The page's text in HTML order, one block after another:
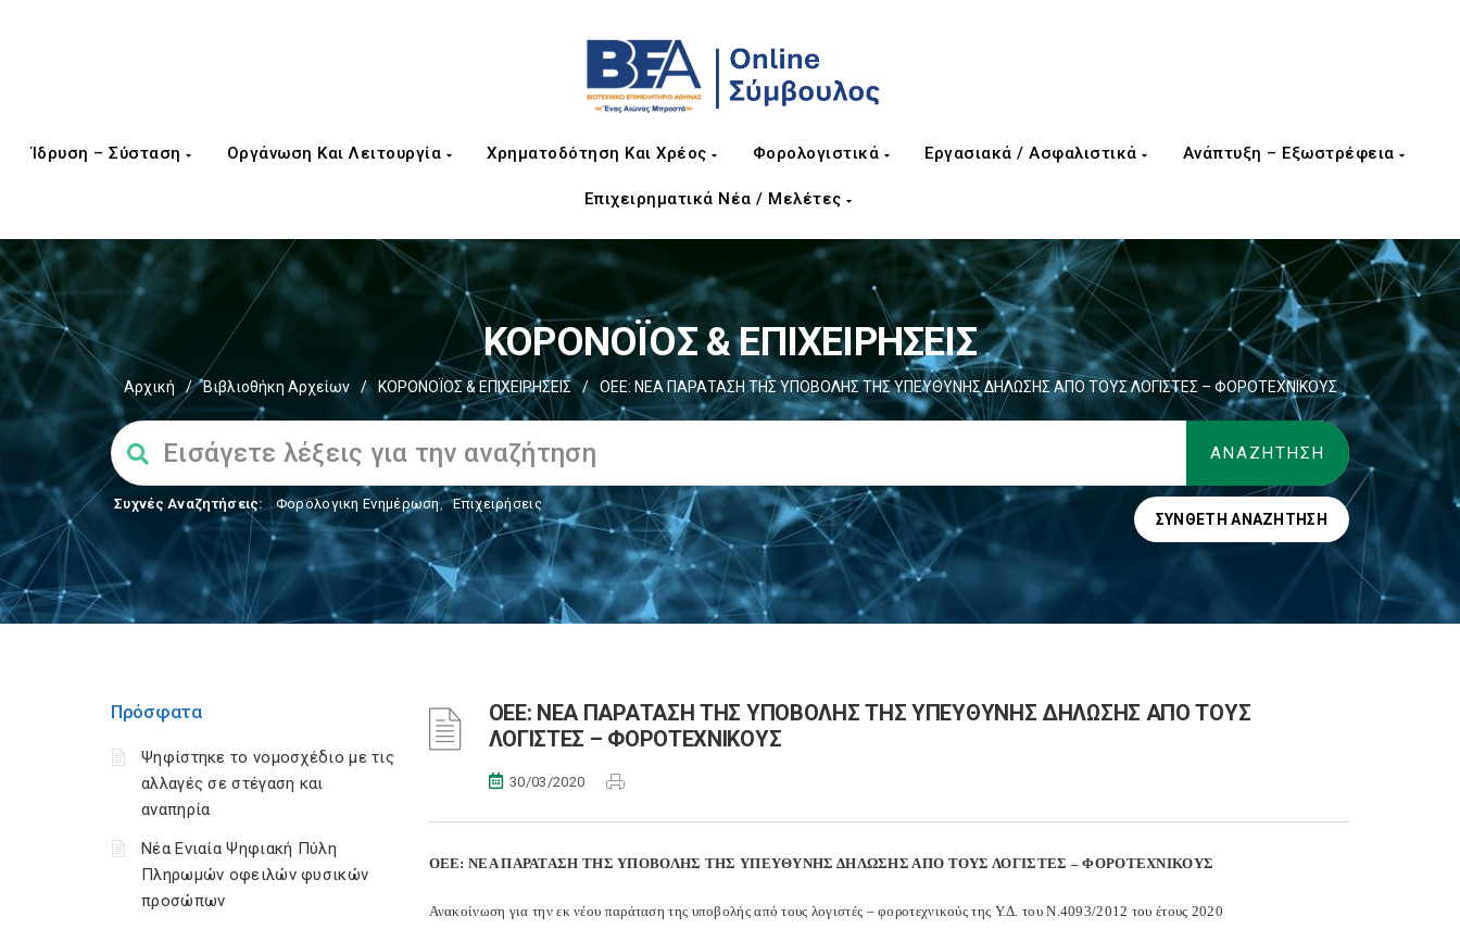
Ίδρυση – Σύσταση Οργάνωση Και Λειτουργία Χρηματοδότηση Και Χρέος Φορολογιστικά Εργασιακά / Ασφαλιστικά Ανάπτυξη – Εξωστρέφεια
Επιχειρηματικά Νέα / Μελέτες
ΚΟΡΟΝΟΪΟΣ & ΕΠΙΧΕΙΡΗΣΕΙΣ
Αρχική / Βιβλιοθήκη Αρχείων / ΚΟΡΟΝΟΪΟΣ & ΕΠΙΧΕΙΡΗΣΕΙΣ / ΟΕΕ: ΝΕΑ ΠΑΡΑΤΑΣΗ ΤΗΣ ΥΠΟΒΟΛΗΣ ΤΗΣ ΥΠΕΥΘΥΝΗΣ ΔΗΛΩΣΗΣ ΑΠΟ ΤΟΥΣ ΛΟΓΙΣΤΕΣ – ΦΟΡΟΤΕΧΝΙΚΟΥΣ
Συχνές Αναζητήσεις: Φορολογικη Ενημέρωση, Επιχειρήσεις
ΣΎΝΘΕΤΗ ΑΝΑΖΉΤΗΣΗ
Πρόσφατα
Ψηφίστηκε το νομοσχέδιο με τις
αλλαγές σε στέγαση και
αναπηρία
Νέα Ενιαία Ψηφιακή Πύλη
Πληρωμών οφειλών φυσικών
προσώπων
ΟΕΕ: ΝΕΑ ΠΑΡΑΤΑΣΗ ΤΗΣ ΥΠΟΒΟΛΗΣ ΤΗΣ ΥΠΕΥΘΥΝΗΣ ΔΗΛΩΣΗΣ ΑΠΟ ΤΟΥΣ
ΛΟΓΙΣΤΕΣ – ΦΟΡΟΤΕΧΝΙΚΟΥΣ
30/03/2020
ΟΕΕ: ΝΕΑ ΠΑΡΑΤΑΣΗ ΤΗΣ ΥΠΟΒΟΛΗΣ ΤΗΣ ΥΠΕΥΘΥΝΗΣ ΔΗΛΩΣΗΣ ΑΠΟ ΤΟΥΣ ΛΟΓΙΣΤΕΣ – ΦΟΡΟΤΕΧΝΙΚΟΥΣ
Ανακοίνωση για την εκ νέου παράταση της υποβολής από τους λογιστές – φοροτεχνικούς της Υ.Δ. του Ν.4093/2012 του έτους 2020